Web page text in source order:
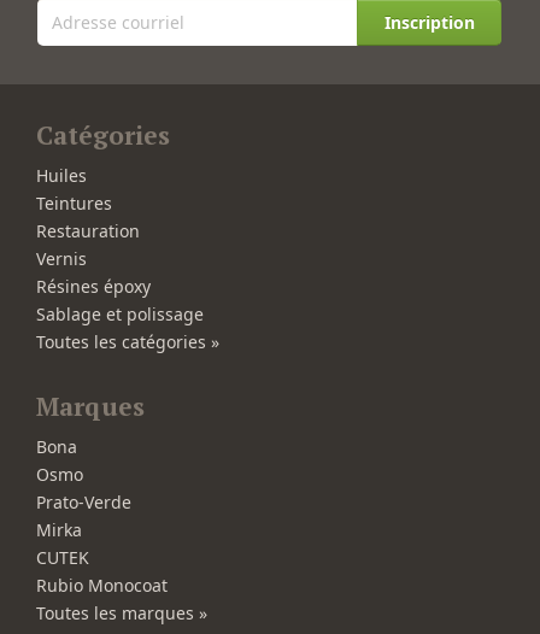
Inscription
Catégories
Huiles
Teintures
Restauration
Vernis
Résines époxy
Sablage et polissage
Toutes les catégories »
Marques
Bona
Osmo
Prato-Verde
Mirka
CUTEK
Rubio Monocoat
Toutes les marques »